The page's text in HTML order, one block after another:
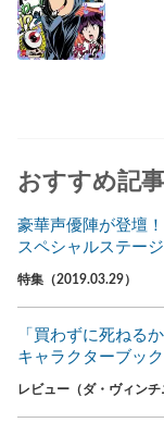
おすすめ記事
豪華声優陣が登壇
スペシャルステー
特集（2019.03.29）
「買わずに死ねる
キャラクターブッ
レビュー（ダ・ヴィン